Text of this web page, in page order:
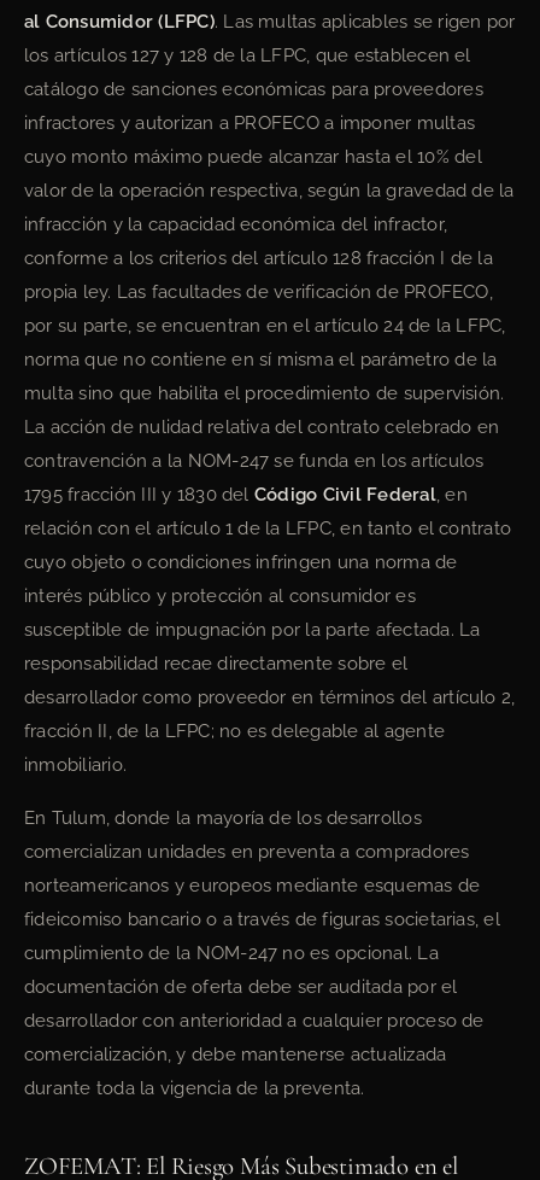
al Consumidor (LFPC). Las multas aplicables se rigen por
los artículos 127 y 128 de la LFPC, que establecen el
catálogo de sanciones económicas para proveedores
infractores y autorizan a PROFECO a imponer multas
cuyo monto máximo puede alcanzar hasta el 10% del
valor de la operación respectiva, según la gravedad de la
infracción y la capacidad económica del infractor,
conforme a los criterios del artículo 128 fracción I de la
propia ley. Las facultades de verificación de PROFECO,
por su parte, se encuentran en el artículo 24 de la LFPC,
norma que no contiene en sí misma el parámetro de la
multa sino que habilita el procedimiento de supervisión.
La acción de nulidad relativa del contrato celebrado en
contravención a la NOM-247 se funda en los artículos
1795 fracción III y 1830 del Código Civil Federal, en
relación con el artículo 1 de la LFPC, en tanto el contrato
cuyo objeto o condiciones infringen una norma de
interés público y protección al consumidor es
susceptible de impugnación por la parte afectada. La
responsabilidad recae directamente sobre el
desarrollador como proveedor en términos del artículo 2,
fracción II, de la LFPC; no es delegable al agente
inmobiliario.
En Tulum, donde la mayoría de los desarrollos
comercializan unidades en preventa a compradores
norteamericanos y europeos mediante esquemas de
fideicomiso bancario o a través de figuras societarias, el
cumplimiento de la NOM-247 no es opcional. La
documentación de oferta debe ser auditada por el
desarrollador con anterioridad a cualquier proceso de
comercialización, y debe mantenerse actualizada
durante toda la vigencia de la preventa.
ZOFEMAT: El Riesgo Más Subestimado en el